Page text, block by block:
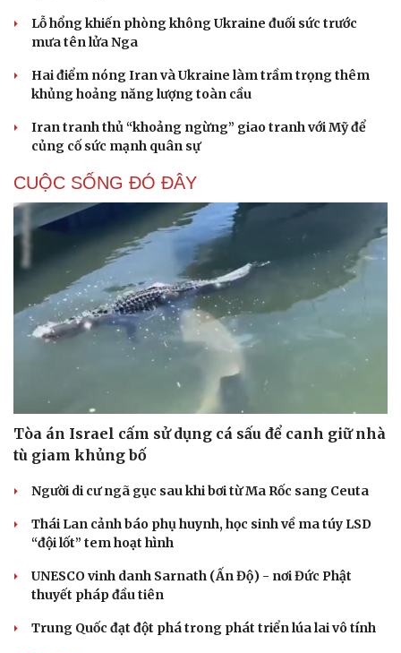
Lỗ hổng khiến phòng không Ukraine đuối sức trước
mưa tên lửa Nga
Hai điểm nóng Iran và Ukraine làm trầm trọng thêm
khủng hoảng năng lượng toàn cầu
Iran tranh thủ “khoảng ngừng” giao tranh với Mỹ để
củng cố sức mạnh quân sự
CUỘC SỐNG ĐÓ ĐÂY
Tòa án Israel cấm sử dụng cá sấu để canh giữ nhà
tù giam khủng bố
Người di cư ngã gục sau khi bơi từ Ma Rốc sang Ceuta
Thái Lan cảnh báo phụ huynh, học sinh về ma túy LSD
“đội lốt” tem hoạt hình
UNESCO vinh danh Sarnath (Ấn Độ) - nơi Đức Phật
thuyết pháp đầu tiên
Trung Quốc đạt đột phá trong phát triển lúa lai vô tính